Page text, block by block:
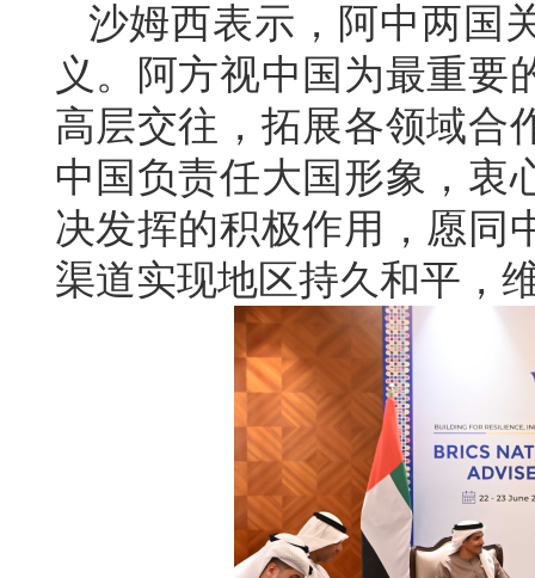
沙姆西表示，阿中两国
义。阿方视中国为最重要
高层交往，拓展各领域合
中国负责任大国形象，衷
决发挥的积极作用，愿同
渠道实现地区持久和平，